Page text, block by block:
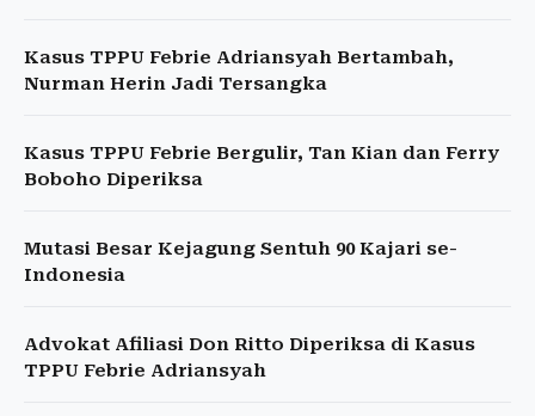
Kasus TPPU Febrie Adriansyah Bertambah,
Nurman Herin Jadi Tersangka
Kasus TPPU Febrie Bergulir, Tan Kian dan Ferry
Boboho Diperiksa
Mutasi Besar Kejagung Sentuh 90 Kajari se-
Indonesia
Advokat Afiliasi Don Ritto Diperiksa di Kasus
TPPU Febrie Adriansyah